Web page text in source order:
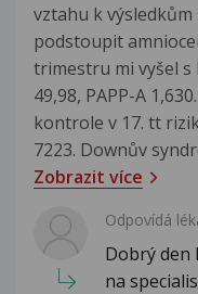
vztahu k
podstoupit
trimestru mi vyšel s
49,98, PAPP-A
kontrole v 17. tt
7223. Downův
Zobrazit více
Odpovídá
Dobrý den
na